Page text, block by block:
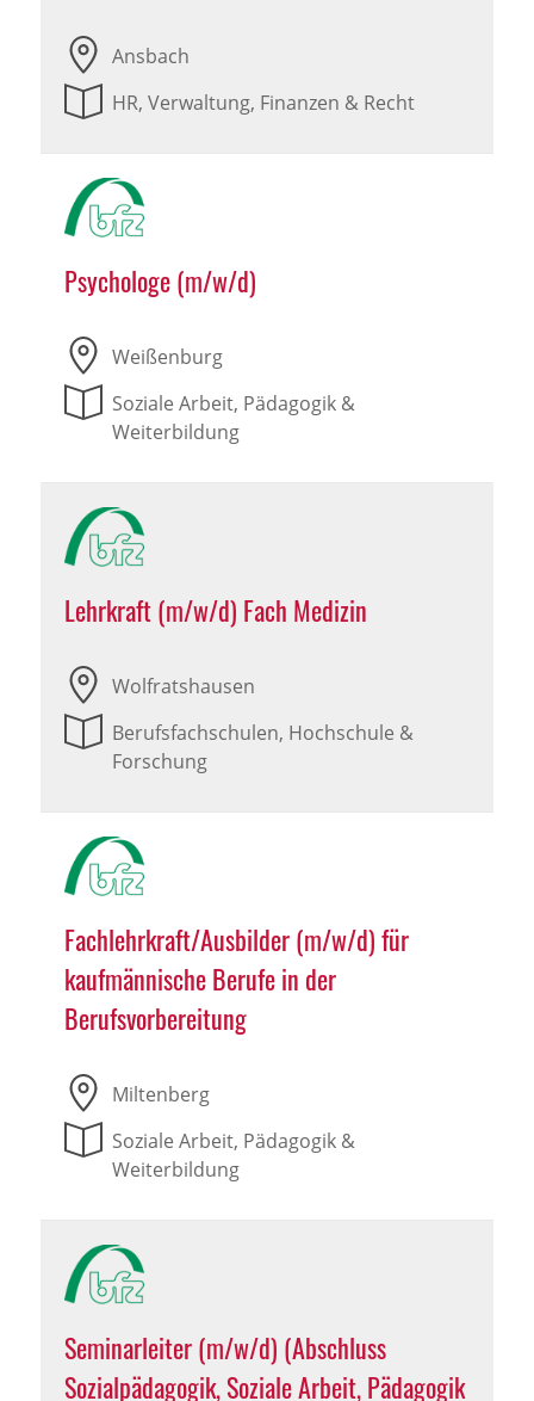
Ansbach
HR, Verwaltung, Finanzen & Recht
Psychologe (m/w/d)
Weißenburg
Soziale Arbeit, Pädagogik &
Weiterbildung
Lehrkraft (m/w/d) Fach Medizin
Wolfratshausen
Berufsfachschulen, Hochschule &
Forschung
Fachlehrkraft/Ausbilder (m/w/d) für
kaufmännische Berufe in der
Berufsvorbereitung
Miltenberg
Soziale Arbeit, Pädagogik &
Weiterbildung
Seminarleiter (m/w/d) (Abschluss
Sozialpädagogik, Soziale Arbeit, Pädagogik